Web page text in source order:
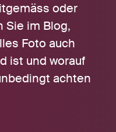
oder
Sie im Blog,
Foto auch
ist und worauf
achten